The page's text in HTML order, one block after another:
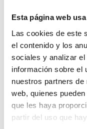
Esta página web
Las cookies de este
el contenido y los
sociales y analizar
información sobre el
nuestros partners
web, quienes
que les haya
partir del uso que